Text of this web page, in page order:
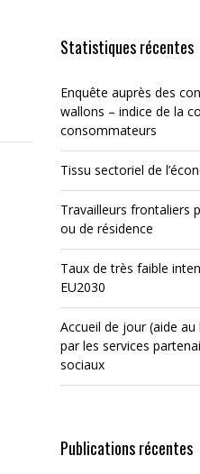
Statistiques récentes
Enquête auprès des
wallons – indice de la
consommateurs
Tissu sectoriel de
Travailleurs frontaliers
ou de résidence
Taux de très faible
EU2030
Accueil de jour (aide
par les services
sociaux
Publications récentes